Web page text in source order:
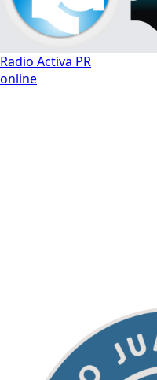
Radio Activa PR
online